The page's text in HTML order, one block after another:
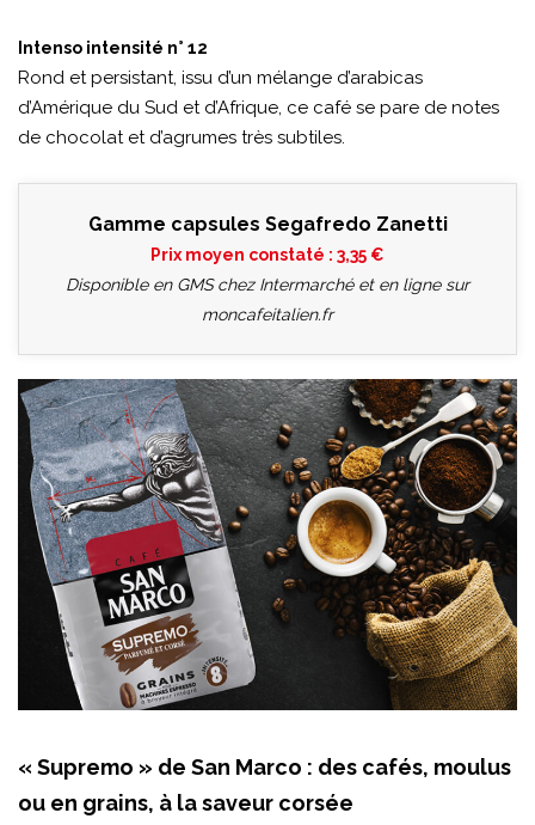
Intenso intensité n° 12
Rond et persistant, issu d’un mélange d’arabicas
d’Amérique du Sud et d’Afrique, ce café se pare de notes
de chocolat et d’agrumes très subtiles.
Gamme capsules Segafredo Zanetti
Prix moyen constaté : 3,35 €
Disponible en GMS chez Intermarché et en ligne sur
moncafeitalien.fr
« Supremo » de San Marco : des cafés, moulus
ou en grains, à la saveur corsée